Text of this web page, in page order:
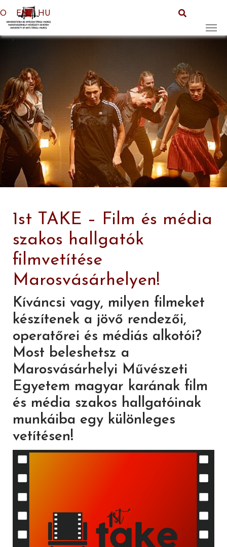
Skip to main content
EN HU
1st TAKE – Film és média
szakos hallgatók
filmvetítése
Marosvásárhelyen!
Kíváncsi vagy, milyen filmeket
készítenek a jövő rendezői,
operatőrei és médiás alkotói?
Most beleshetsz a
Marosvásárhelyi Művészeti
Egyetem magyar karának film
és média szakos hallgatóinak
munkáiba egy különleges
vetítésen!